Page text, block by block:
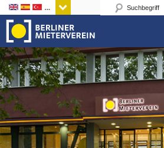
Sprachen